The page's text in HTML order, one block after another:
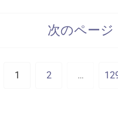
次のページ
1 2 …